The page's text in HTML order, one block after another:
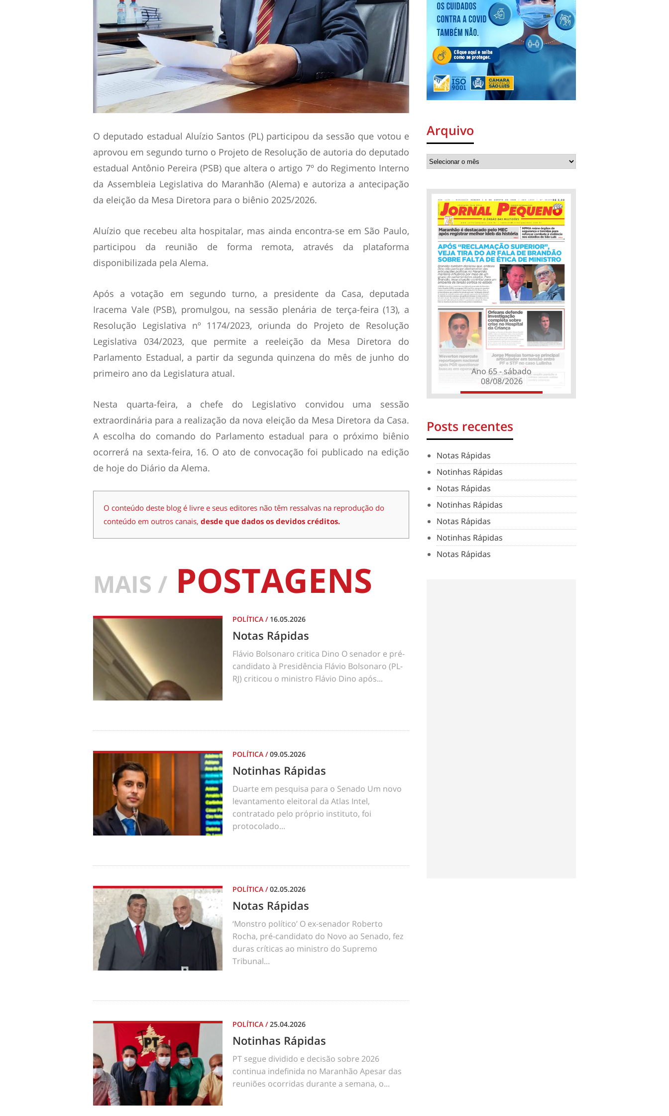
O deputado estadual Aluízio Santos (PL) participou da sessão que votou e
aprovou em segundo turno o Projeto de Resolução de autoria do deputado
estadual Antônio Pereira (PSB) que altera o artigo 7º do Regimento Interno
da Assembleia Legislativa do Maranhão (Alema) e autoriza a antecipação
da eleição da Mesa Diretora para o biênio 2025/2026.
Aluízio que recebeu alta hospitalar, mas ainda encontra-se em São Paulo,
participou da reunião de forma remota, através da plataforma
disponibilizada pela Alema.
Após a votação em segundo turno, a presidente da Casa, deputada
Iracema Vale (PSB), promulgou, na sessão plenária de terça-feira (13), a
Resolução Legislativa nº 1174/2023, oriunda do Projeto de Resolução
Legislativa 034/2023, que permite a reeleição da Mesa Diretora do
Parlamento Estadual, a partir da segunda quinzena do mês de junho do
primeiro ano da Legislatura atual.
Nesta quarta-feira, a chefe do Legislativo convidou uma sessão
extraordinária para a realização da nova eleição da Mesa Diretora da Casa.
A escolha do comando do Parlamento estadual para o próximo biênio
ocorrerá na sexta-feira, 16. O ato de convocação foi publicado na edição
de hoje do Diário da Alema.
O conteúdo deste blog é livre e seus editores não têm ressalvas na reprodução do
conteúdo em outros canais, desde que dados os devidos créditos.
MAIS / POSTAGENS
POLÍTICA / 16.05.2026
Notas Rápidas
Flávio Bolsonaro critica Dino O senador e pré-
candidato à Presidência Flávio Bolsonaro (PL-
RJ) criticou o ministro Flávio Dino após...
POLÍTICA /09.05.2026
Notinhas Rápidas
Duarte em pesquisa para o Senado Um novo
levantamento eleitoral da Atlas Intel,
contratado pelo próprio instituto, foi
protocolado...
POLÍTICA /02.05.2026
Notas Rápidas
‘Monstro político’ O ex-senador Roberto
Rocha, pré-candidato do Novo ao Senado, fez
duras críticas ao ministro do Supremo
Tribunal...
POLÍTICA /25.04.2026
Notinhas Rápidas
PT segue dividido e decisão sobre 2026
continua indefinida no Maranhão Apesar das
reuniões ocorridas durante a semana, o...
Arquivo
Ano 65 - sábado
08/08/2026
Posts recentes
Notas Rápidas
Notinhas Rápidas
Notas Rápidas
Notinhas Rápidas
Notas Rápidas
Notinhas Rápidas
Notas Rápidas